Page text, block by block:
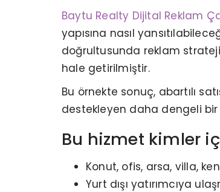
Baytu Realty Dijital Reklam
yapısına nasıl
doğrultusunda reklam
hale getirilmiştir.
Bu örnekte sonuç, abartılı
destekleyen daha dengeli
Bu hizmet kimler
Konut, ofis, arsa, villa,
Yurt dışı yatırımcıya